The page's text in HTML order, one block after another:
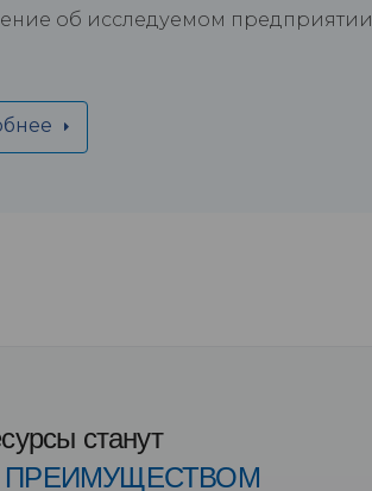
об исследуемом предприятии
станут